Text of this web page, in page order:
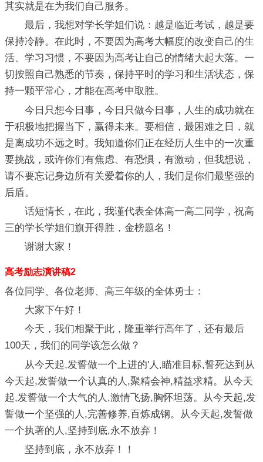
其实就是在为我们自己服务。
最后，我想对学长学姐们说：越是临近考试，越是要
保持冷静。在此时，不要因为高考大幅度的改变自己的生
活、学习习惯，不要因为高考让自己的情绪大起大落。一
切按照自己熟悉的节奏，保持平时的学习和生活状态，保
持一颗平常心，才能在高考中取胜。
今日只想今日事，今日只做今日事，人生的成功就在
于积极地把握当下，赢得未来。要相信，最困难之日，就
是离成功不远之时。我知道你们正在经历人生中的一次重
要挑战，或许你们有焦虑、有恐惧，有激动，但我想说，
请不要忘记身边所有关爱着你的人，我们是你们最坚强的
后盾。
话短情长，在此，我谨代表全体高一高二同学，祝高
三的学长学姐们旗开得胜，金榜题名！
谢谢大家！
高考励志演讲稿2
各位同学、各位老师、高三年级的全体勇士：
大家下午好！
今天，我们相聚于此，隆重举行高年了，还有最后
100天，我们的同学该怎么做？
从今天起,发誓做一个上进的'人,瞄准目标,誓死达到从
今天起,发誓做一个认真的人,聚精会神,精益求精。从今天
起,发誓做一个大气的人,激情飞扬,胸怀坦荡。从今天起,发
誓做一个坚强的人,完善修养,百炼成钢。从今天起,发誓做
一个执著的人,坚持到底,永不放弃！
坚持到底，永不放弃！！